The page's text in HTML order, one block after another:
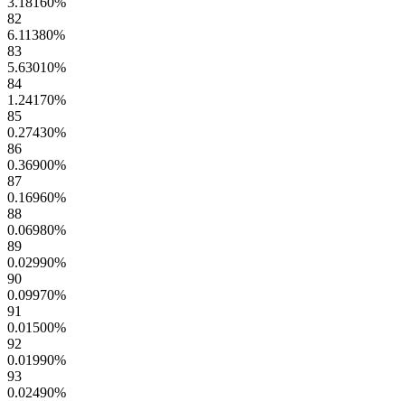
82
6.11380%
83
5.63010%
84
1.24170%
85
0.27430%
86
0.36900%
87
0.16960%
88
0.06980%
89
0.02990%
90
0.09970%
91
0.01500%
92
0.01990%
93
0.02490%